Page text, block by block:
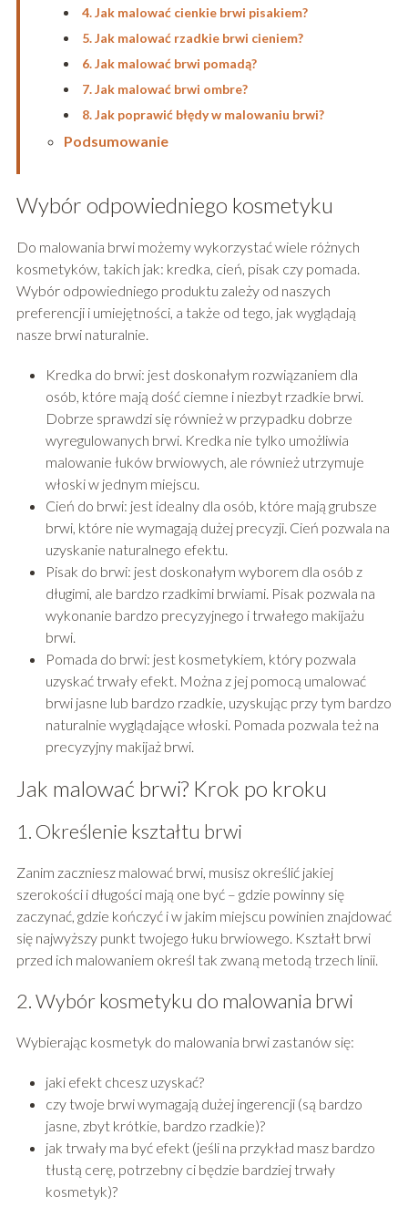
4. Jak malować cienkie brwi pisakiem?
5. Jak malować rzadkie brwi cieniem?
6. Jak malować brwi pomadą?
7. Jak malować brwi ombre?
8. Jak poprawić błędy w malowaniu brwi?
Podsumowanie
Wybór odpowiedniego kosmetyku
Do malowania brwi możemy wykorzystać wiele różnych
kosmetyków, takich jak: kredka, cień, pisak czy pomada.
Wybór odpowiedniego produktu zależy od naszych
preferencji i umiejętności, a także od tego, jak wyglądają
nasze brwi naturalnie.
Kredka do brwi: jest doskonałym rozwiązaniem dla
osób, które mają dość ciemne i niezbyt rzadkie brwi.
Dobrze sprawdzi się również w przypadku dobrze
wyregulowanych brwi. Kredka nie tylko umożliwia
malowanie łuków brwiowych, ale również utrzymuje
włoski w jednym miejscu.
Cień do brwi: jest idealny dla osób, które mają grubsze
brwi, które nie wymagają dużej precyzji. Cień pozwala na
uzyskanie naturalnego efektu.
Pisak do brwi: jest doskonałym wyborem dla osób z
długimi, ale bardzo rzadkimi brwiami. Pisak pozwala na
wykonanie bardzo precyzyjnego i trwałego makijażu
brwi.
Pomada do brwi: jest kosmetykiem, który pozwala
uzyskać trwały efekt. Można z jej pomocą umalować
brwi jasne lub bardzo rzadkie, uzyskując przy tym bardzo
naturalnie wyglądające włoski. Pomada pozwala też na
precyzyjny makijaż brwi.
Jak malować brwi? Krok po kroku
1. Określenie kształtu brwi
Zanim zaczniesz malować brwi, musisz określić jakiej
szerokości i długości mają one być – gdzie powinny się
zaczynać, gdzie kończyć i w jakim miejscu powinien znajdować
się najwyższy punkt twojego łuku brwiowego. Kształt brwi
przed ich malowaniem określ tak zwaną metodą trzech linii.
2. Wybór kosmetyku do malowania brwi
Wybierając kosmetyk do malowania brwi zastanów się:
jaki efekt chcesz uzyskać?
czy twoje brwi wymagają dużej ingerencji (są bardzo
jasne, zbyt krótkie, bardzo rzadkie)?
jak trwały ma być efekt (jeśli na przykład masz bardzo
tłustą cerę, potrzebny ci będzie bardziej trwały
kosmetyk)?